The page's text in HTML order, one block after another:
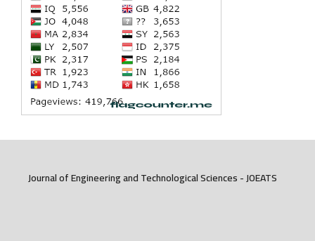
Journal of Engineering and Technological Sciences - JOEATS